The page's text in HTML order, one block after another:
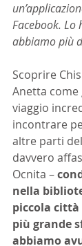
Facebook. Lo
abbiamo più
Scoprire
Anetta come
viaggio
incontrare
altre parti
davvero
Ocnita –
nella
piccola
più grande
abbiamo